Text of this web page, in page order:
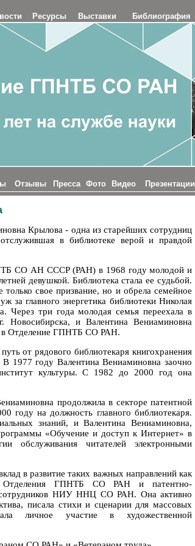
Ресурсы Выставки Библиография
Отзывы Пресса Фото Видео Презентации
Крылова - одна из старейших сотрудниц
в библиотеке верой и правдой
СО АН СССР (РАН) в 1968 году молодой и
девушкой. Библиотека стала ее судьбой.
только свое призвание, но и обрела семейное
за главного энергетика библиотеки Николая
Через три года молодая семья переехала в
Новосибирска, и Валентина Вениаминовна
в Отделение ГПНТБ СО РАН.
от рядового библиотекаря книгохранения
1977 году Валентина Вениаминовна заочно
культуры. С 1982 до 2000 год она
продолжила в секторе патентной
году на должность главного библиотекаря.
знаний, и Валентина Вениаминовна,
«Обучение и доступ к Интернет» в
обслуживания читателей электронными
в развитие таких важных направлений как
Отделения ГПНТБ СО РАН и патентно-
сотрудников НИУ ННЦ СО РАН. Она активно
писала стихи и сценарии для массовых
личное участие в художественной